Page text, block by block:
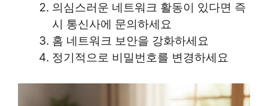
의심스러운 네트워크 활동이 있다면 즉
시 통신사에 문의하세요
홈 네트워크 보안을 강화하세요
정기적으로 비밀번호를 변경하세요